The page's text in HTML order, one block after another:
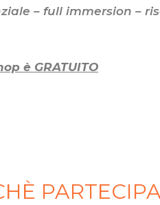
– full immersion –
è GRATUITO